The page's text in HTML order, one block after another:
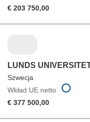
€ 203 750,00
LUNDS
Szwecja
Wkład UE netto
€ 377 500,00